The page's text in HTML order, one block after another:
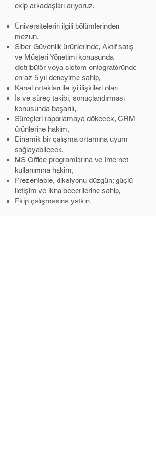
ekip arkadaşları arıyoruz.
Üniversitelerin ilgili bölümlerinden
mezun,
Siber Güvenlik ürünlerinde, Aktif satış
ve Müşteri Yönetimi konusunda
distribütör veya sistem entegratöründe
en az 5 yıl deneyime sahip,
Kanal ortakları ile iyi ilişkileri olan,
İş ve süreç takibi, sonuçlandırması
konusunda başarılı,
Süreçleri raporlamaya dökecek, CRM
ürünlerine hakim,
Dinamik bir çalışma ortamına uyum
sağlayabilecek,
MS Office programlarına ve Internet
kullanımına hakim,
Prezentable, diksiyonu düzgün; güçlü
iletişim ve ikna becerilerine sahip,
Ekip çalışmasına yatkın,